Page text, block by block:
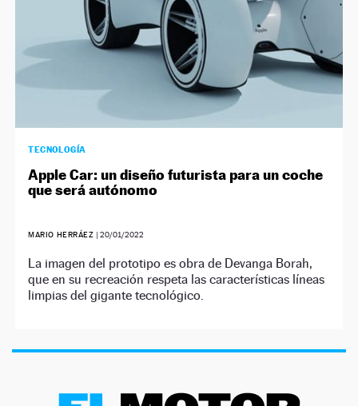
TECNOLOGÍA
Apple Car: un diseño futurista para un coche
que será autónomo
MARIO HERRÁEZ | 20/01/2022
La imagen del prototipo es obra de Devanga Borah,
que en su recreación respeta las características líneas
limpias del gigante tecnológico.